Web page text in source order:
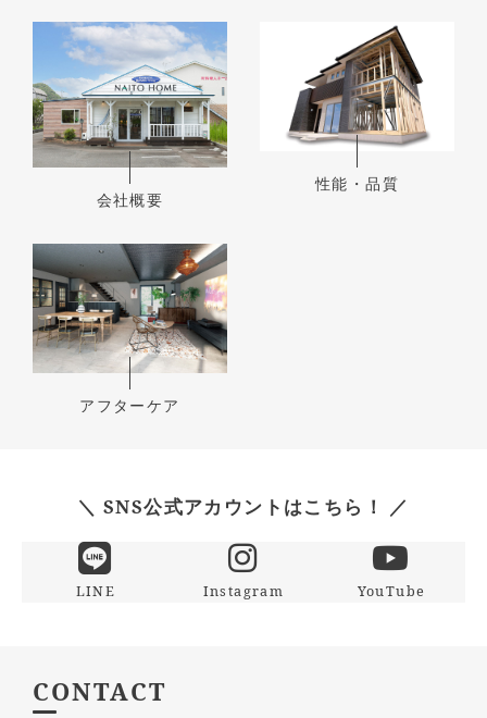
会社概要
性能・品質
アフターケア
＼ SNS公式アカウントはこちら！ ／
LINE Instagram YouTube
CONTACT